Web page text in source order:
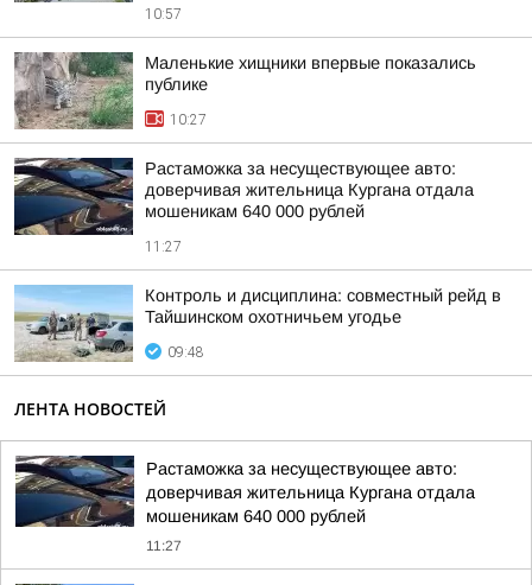
10:57
Маленькие хищники впервые показались
публике
10:27
Растаможка за несуществующее авто:
доверчивая жительница Кургана отдала
мошеникам 640 000 рублей
11:27
Контроль и дисциплина: совместный рейд в
Тайшинском охотничьем угодье
09:48
ЛЕНТА НОВОСТЕЙ
Растаможка за несуществующее авто:
доверчивая жительница Кургана отдала
мошеникам 640 000 рублей
11:27